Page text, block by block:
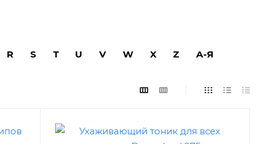
R S T U V W X Z А-Я